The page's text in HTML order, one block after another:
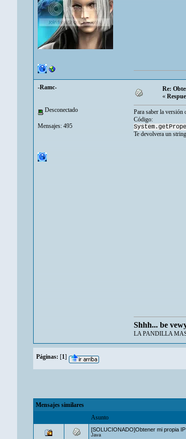
-Ramc-
Desconectado
Mensajes: 495
Re:
«
Para saber la
Código:
Te devolvera un
Shhh... be
LA PANDILLA
Páginas: [1]
Mensajes similares
Asunto
[SOLUCIONADO]Obtener mi propia
Java